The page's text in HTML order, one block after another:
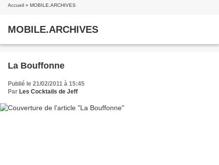
Accueil » MOBILE.ARCHIVES
MOBILE.ARCHIVES
La Bouffonne
Publié le 21/02/2011 à 15:45
Par Les Cocktails de Jeff